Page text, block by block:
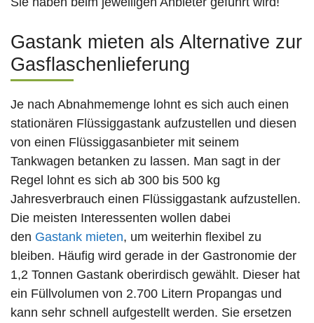
Gastank mieten als Alternative zur
Gasflaschenlieferung
Je nach Abnahmemenge lohnt es sich auch einen
stationären Flüssiggastank aufzustellen und diesen
von einen Flüssiggasanbieter mit seinem
Tankwagen betanken zu lassen. Man sagt in der
Regel lohnt es sich ab 300 bis 500 kg
Jahresverbrauch einen Flüssiggastank aufzustellen.
Die meisten Interessenten wollen dabei
den Gastank mieten, um weiterhin flexibel zu
bleiben. Häufig wird gerade in der Gastronomie der
1,2 Tonnen Gastank oberirdisch gewählt. Dieser hat
ein Füllvolumen von 2.700 Litern Propangas und
kann sehr schnell aufgestellt werden. Sie ersetzen